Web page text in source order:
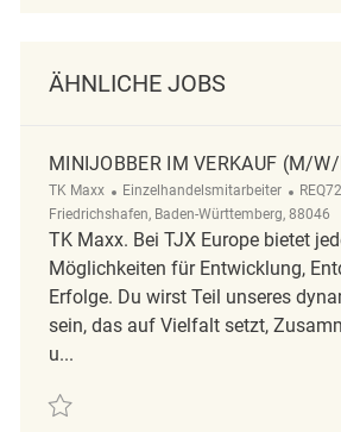
ÄHNLICHE JOBS
MINIJOBBER IM VERKAUF (M/
TK Maxx Kategorie
Einzelhandelsmitarbeiter ReqId
Friedrichshafen, Baden-Württemberg, 88046
TK Maxx. Bei TJX Europe bietet
Möglichkeiten für Entwicklung,
Erfolge. Du wirst Teil unseres
sein, das auf Vielfalt setzt,
u...
Retten Minijobber im Verkauf (m/w/d)